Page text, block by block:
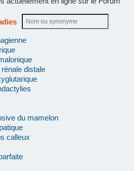
distale
du mamelon
calleux